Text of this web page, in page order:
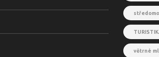
větrné